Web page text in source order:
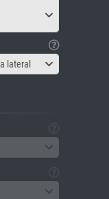
lateral